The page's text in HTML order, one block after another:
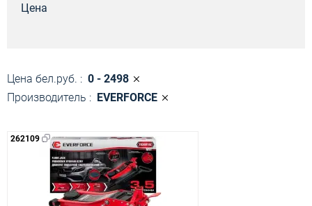
Цена
Цена бел.руб. : 0 - 2498
Производитель : EVERFORCE
262109